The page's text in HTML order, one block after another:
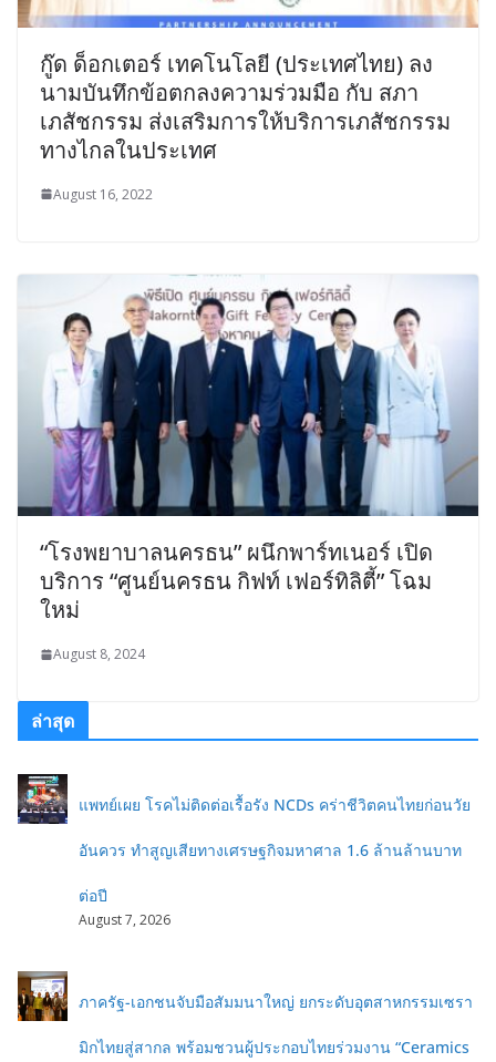
กู๊ด ด็อกเตอร์ เทคโนโลยี (ประเทศไทย) ลง
นามบันทึกข้อตกลงความร่วมมือ กับ สภา
เภสัชกรรม ส่งเสริมการให้บริการเภสัชกรรม
ทางไกลในประเทศ
August 16, 2022
“โรงพยาบาลนครธน” ผนึกพาร์ทเนอร์ เปิด
บริการ “ศูนย์นครธน กิฟท์ เฟอร์ทิลิตี้” โฉม
ใหม่
August 8, 2024
ล่าสุด
แพทย์เผย โรคไม่ติดต่อเรื้อรัง NCDs คร่าชีวิตคนไทยก่อนวัย
อันควร ทำสูญเสียทางเศรษฐกิจมหาศาล 1.6 ล้านล้านบาท
ต่อปี
August 7, 2026
ภาครัฐ-เอกชนจับมือสัมมนาใหญ่ ยกระดับอุตสาหกรรมเซรา
มิกไทยสู่สากล พร้อมชวนผู้ประกอบไทยร่วมงาน “Ceramics